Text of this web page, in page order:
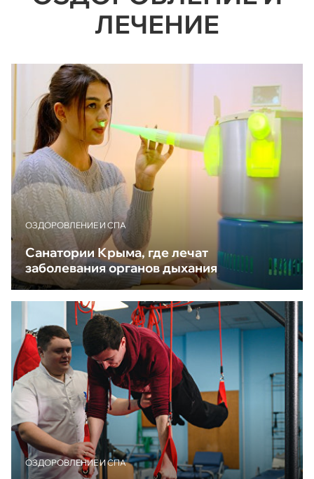
ЛЕЧЕНИЕ
ОЗДОРОВЛЕНИЕ И СПА
Санатории Крыма, где лечат
заболевания органов дыхания
ОЗДОРОВЛЕНИЕ И СПА